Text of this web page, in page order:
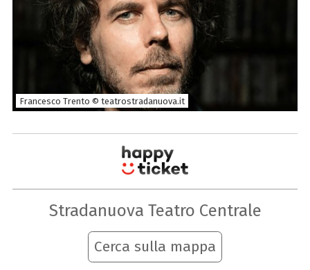
Francesco Trento © teatrostradanuova.it
Stradanuova Teatro Centrale
Cerca sulla mappa